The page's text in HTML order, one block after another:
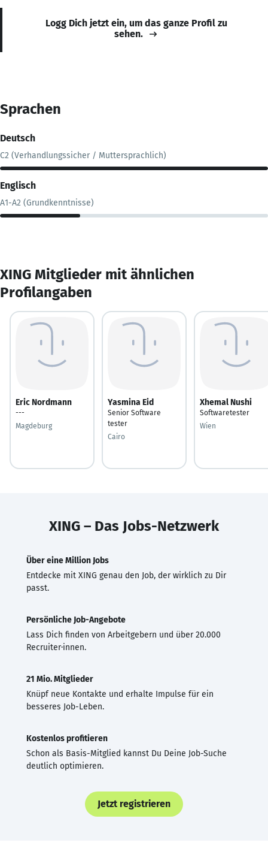
Logg Dich jetzt ein, um das ganze Profil zu
sehen.
Sprachen
Deutsch
C2 (Verhandlungssicher / Muttersprachlich)
Englisch
A1-A2 (Grundkenntnisse)
XING Mitglieder mit ähnlichen
Profilangaben
Eric Nordmann
---
Magdeburg
Yasmina Eid
Senior Software
tester
Cairo
Xhemal Nushi
Softwaretester
Wien
XING – Das Jobs-Netzwerk
Über eine Million Jobs
Entdecke mit XING genau den Job, der wirklich zu Dir
passt.
Persönliche Job-Angebote
Lass Dich finden von Arbeitgebern und über 20.000
Recruiter·innen.
21 Mio. Mitglieder
Knüpf neue Kontakte und erhalte Impulse für ein
besseres Job-Leben.
Kostenlos profitieren
Schon als Basis-Mitglied kannst Du Deine Job-Suche
deutlich optimieren.
Jetzt registrieren